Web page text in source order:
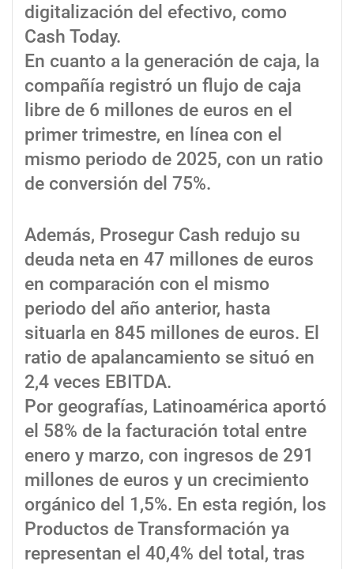
digitalización del efectivo, como
Cash Today.
En cuanto a la generación de caja, la
compañía registró un flujo de caja
libre de 6 millones de euros en el
primer trimestre, en línea con el
mismo periodo de 2025, con un ratio
de conversión del 75%.
Además, Prosegur Cash redujo su
deuda neta en 47 millones de euros
en comparación con el mismo
periodo del año anterior, hasta
situarla en 845 millones de euros. El
ratio de apalancamiento se situó en
2,4 veces EBITDA.
Por geografías, Latinoamérica aportó
el 58% de la facturación total entre
enero y marzo, con ingresos de 291
millones de euros y un crecimiento
orgánico del 1,5%. En esta región, los
Productos de Transformación ya
representan el 40,4% del total, tras